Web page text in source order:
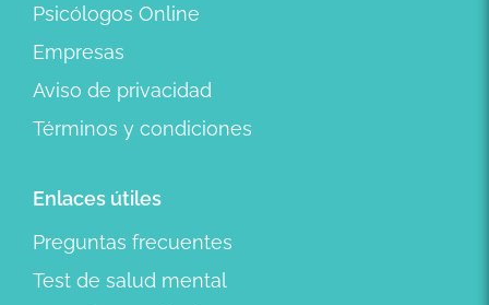
Psicólogos Online
Empresas
Aviso de privacidad
Términos y condiciones
Enlaces útiles
Preguntas frecuentes
Test de salud mental